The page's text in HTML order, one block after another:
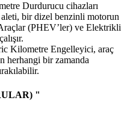
Durdurucu cihazları
bir dizel benzinli motorun
(PHEV’ler) ve Elektrikli
Kilometre Engelleyici, araç
herhangi bir zamanda
"